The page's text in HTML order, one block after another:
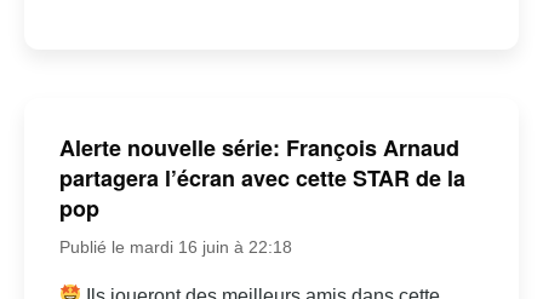
Alerte nouvelle série: François Arnaud
partagera l’écran avec cette STAR de la
pop
Publié le mardi 16 juin à 22:18